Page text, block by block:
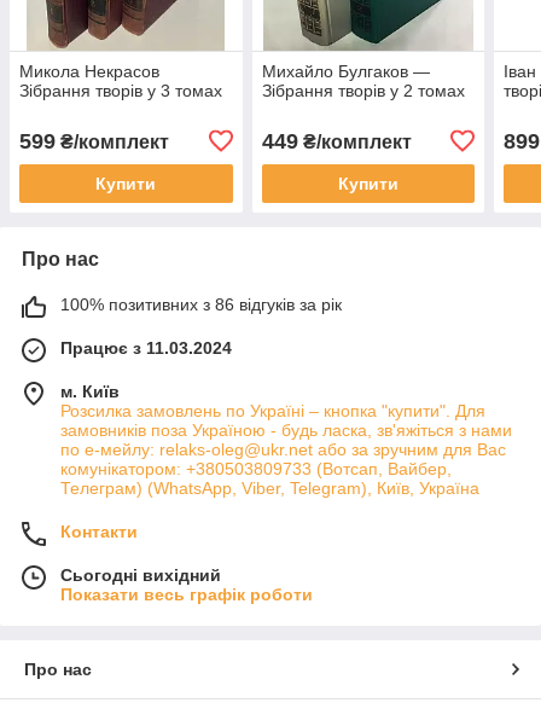
Микола Некрасов
Зібрання творів у 3 томах
599 ₴/комплект
Купити
Михайло Булгаков —
Зібрання творів у 2 томах
449₴/комплект
Купити
899
Про нас
100% позитивних з 86 відгуків за рік
Працює з 11.03.2024
м. Київ
Розсилка замовлень по Україні – кнопка "купити". Для
замовників поза Україною - будь ласка, зв'яжіться з нами
по е-мейлу: relaks-oleg@ukr.net або за зручним для Вас
комунікатором: +380503809733 (Вотсап, Вайбер,
Телеграм) (WhatsApp, Viber, Telegram), Київ, Україна
Контакти
Сьогодні вихідний
Показати весь графік роботи
Про нас